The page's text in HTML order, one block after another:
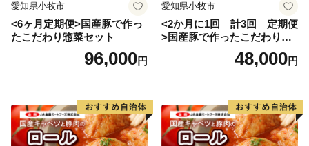
愛知県小牧市
<6ヶ月定期便>国産豚で作っ
たこだわり惣菜セット
96,000円
愛知県小牧市
<2か月に1回 計3回 定期便
>国産豚で作ったこだわり惣
48,000円